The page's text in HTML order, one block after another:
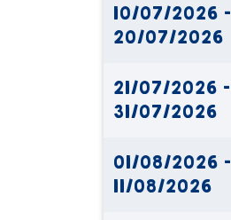
10/07/2026 -
20/07/2026
21/07/2026 -
31/07/2026
01/08/2026 -
11/08/2026